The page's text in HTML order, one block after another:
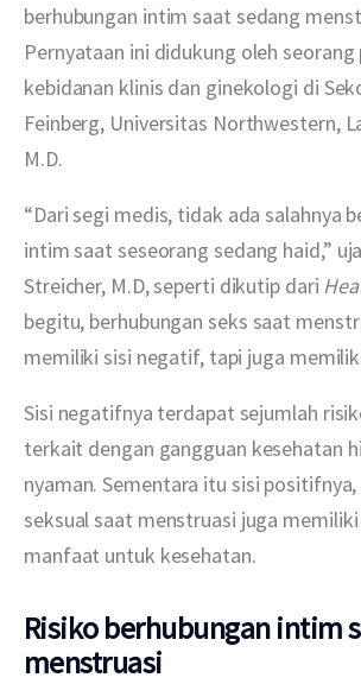
berhubungan intim saat sedang
Pernyataan ini didukung oleh
kebidanan klinis dan ginekologi di
Feinberg, Universitas Northwestern,
M.D.
“Dari segi medis, tidak ada salahnya
intim saat seseorang sedang haid,”
Streicher, M.D, seperti dikutip dari
begitu, berhubungan seks saat
memiliki sisi negatif, tapi juga
Sisi negatifnya terdapat sejumlah
terkait dengan gangguan kesehatan
nyaman. Sementara itu sisi positifnya,
seksual saat menstruasi juga
manfaat untuk kesehatan.
Risiko berhubungan intim
menstruasi